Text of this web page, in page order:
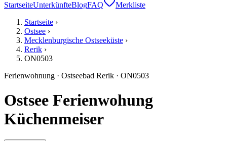
StartseiteUnterkünfteBlogFAQ
Merkliste
Startseite ›
Ostsee ›
Mecklenburgische Ostseeküste ›
Rerik ›
ON0503
Ferienwohnung · Ostseebad Rerik · ON0503
Ostsee Ferienwohung
Küchenmeiser